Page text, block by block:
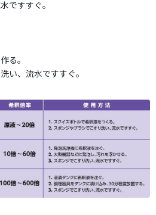
ですすぐ。
る。
い、流水ですすぐ。